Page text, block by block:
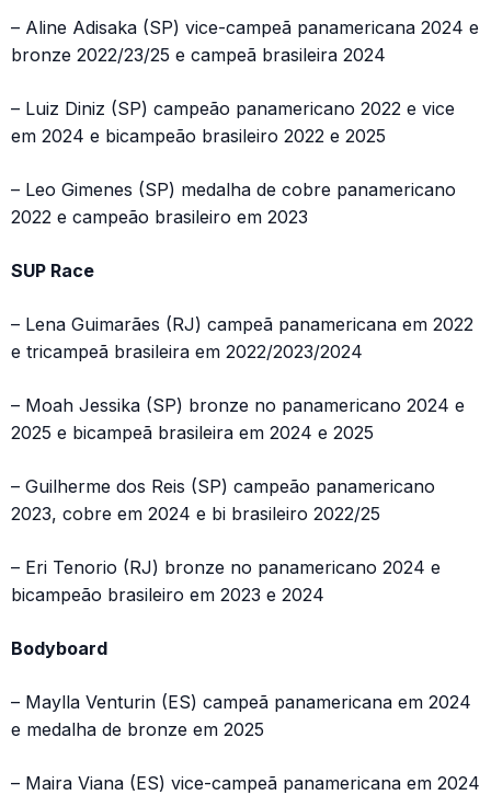
– Aline Adisaka (SP) vice-campeã panamericana 2024 e
bronze 2022/23/25 e campeã brasileira 2024
– Luiz Diniz (SP) campeão panamericano 2022 e vice
em 2024 e bicampeão brasileiro 2022 e 2025
– Leo Gimenes (SP) medalha de cobre panamericano
2022 e campeão brasileiro em 2023
SUP Race
– Lena Guimarães (RJ) campeã panamericana em 2022
e tricampeã brasileira em 2022/2023/2024
– Moah Jessika (SP) bronze no panamericano 2024 e
2025 e bicampeã brasileira em 2024 e 2025
– Guilherme dos Reis (SP) campeão panamericano
2023, cobre em 2024 e bi brasileiro 2022/25
– Eri Tenorio (RJ) bronze no panamericano 2024 e
bicampeão brasileiro em 2023 e 2024
Bodyboard
– Maylla Venturin (ES) campeã panamericana em 2024
e medalha de bronze em 2025
– Maira Viana (ES) vice-campeã panamericana em 2024